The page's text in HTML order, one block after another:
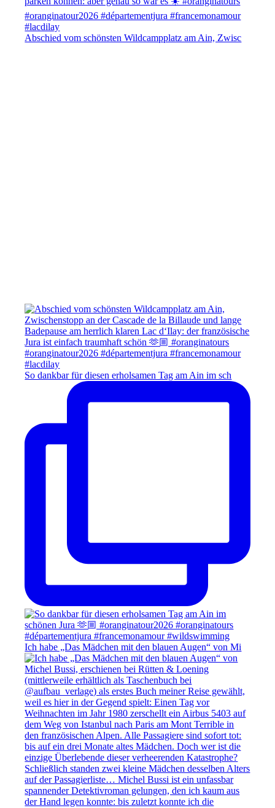
Abschied vom schönsten Wildcampplatz am Ain, Zwisc
So dankbar für diesen erholsamen Tag am Ain im sch
Ich habe „Das Mädchen mit den blauen Augen“ von Mi